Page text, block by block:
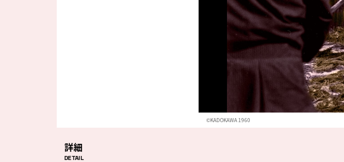
©KADOKAWA 1960
詳細
DETAIL